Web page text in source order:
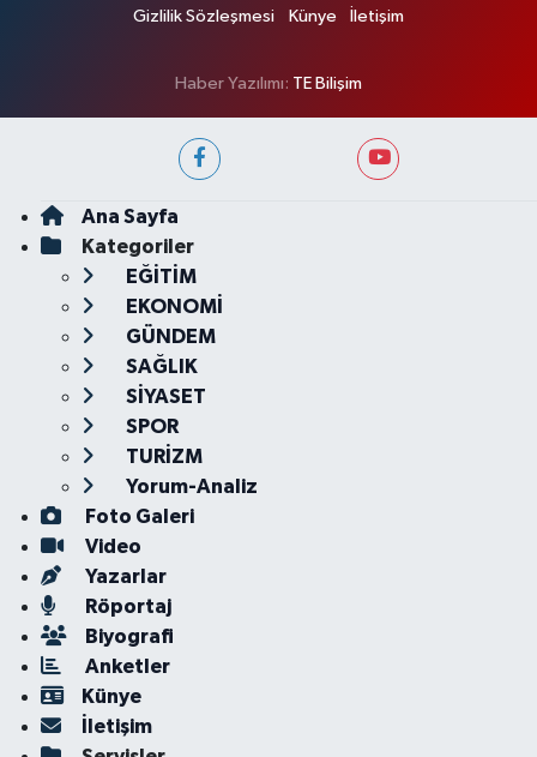
Gizlilik Sözleşmesi Künye İletişim
Haber Yazılımı: TE Bilişim
Ana Sayfa
Kategoriler
EĞİTİM
EKONOMİ
GÜNDEM
SAĞLIK
SİYASET
SPOR
TURİZM
Yorum-Analiz
Foto Galeri
Video
Yazarlar
Röportaj
Biyografi
Anketler
Künye
İletişim